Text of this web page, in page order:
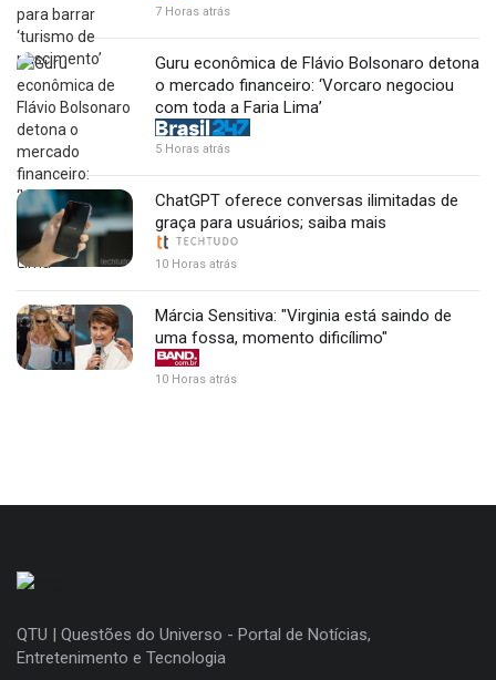
7 Horas atrás
Guru econômica de Flávio Bolsonaro detona
o mercado financeiro: ‘Vorcaro negociou
com toda a Faria Lima’
5 Horas atrás
ChatGPT oferece conversas ilimitadas de
graça para usuários; saiba mais
10 Horas atrás
Márcia Sensitiva: "Virginia está saindo de
uma fossa, momento dificílimo"
10 Horas atrás
QTU | Questões do Universo - Portal de Notícias,
Entretenimento e Tecnologia